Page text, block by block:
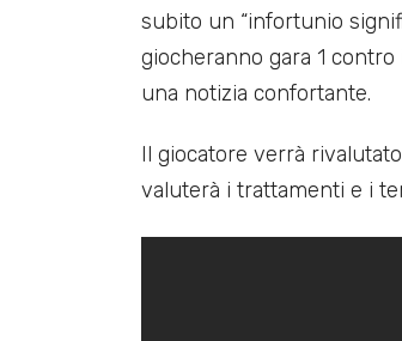
subito un “infortunio
giocheranno gara 1
una notizia confortante.
Il giocatore verrà
valuterà i trattamenti e i